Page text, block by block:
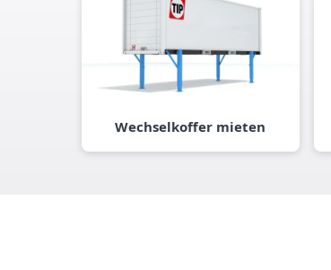
Wechselkoffer mieten